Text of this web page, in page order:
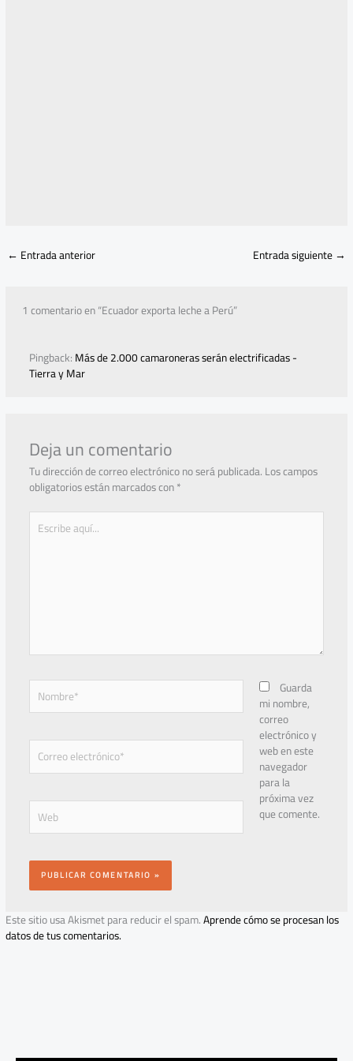
← Entrada anterior Entrada siguiente→
1 comentario en “Ecuador exporta leche a Perú”
Pingback:Más de 2.000 camaroneras serán electrificadas -
Tierra y Mar
Deja un comentario
Tu dirección de correo electrónico no será publicada.Los campos
obligatorios están marcados con*
Escribe
aquí...
Nombre*
Correo
electrónico*
Web
Guarda
mi nombre,
correo
electrónico y
web en este
navegador
para la
próxima vez
que comente.
Este sitio usa Akismet para reducir el spam.Aprende cómo se procesan los
datos de tus comentarios.